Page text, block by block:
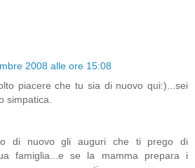
2008 alle ore 15:08
piacere che tu sia di nuovo qui:)...sei
simpatica.
di nuovo gli auguri che ti prego di
famiglia...e se la mamma prepara i